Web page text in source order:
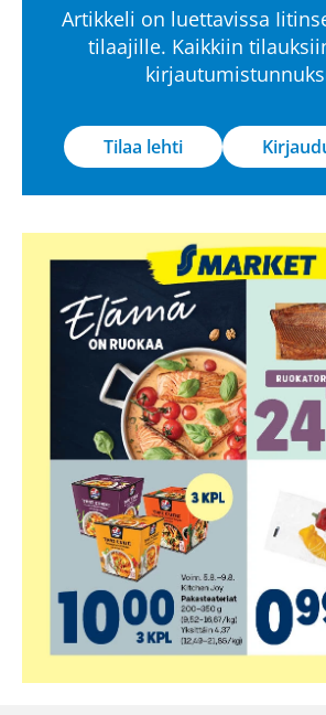
Artikkeli on luettavissa
tilaajille. Kaikkiin
Tilaa lehti